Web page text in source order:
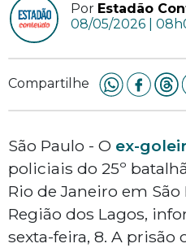
Por Estadão
08/05/2026 |
Compartilhe
São Paulo - O ex-
policiais do 25º
Rio de Janeiro em
Região dos Lagos,
sexta-feira, 8. A prisão